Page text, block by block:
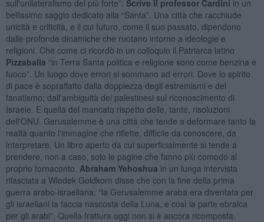
sull'unilateralismo del più forte”. Scrive il professor Cardini in un
bellissimo saggio dedicato alla “Santa”. Una città che racchiude
unicità e criticità, e il cui futuro, come il suo passato, dipendono
dalle profonde dinamiche che ruotano intorno a ideologie e
religioni. Che come ci ricordò in un colloquio il Patriarca latino
Pizzaballa “in Terra Santa politica e religione sono come benzina e
fuoco”. Un luogo dove errori si sommano ad errori. Dove lo spirito
di pace è sopraffatto dalla doppiezza degli estremismi e del
fanatismo; dall'ambiguità dei palestinesi sul riconoscimento di
Israele. E quella del mancato rispetto delle, tante, risoluzioni
dell'ONU. Gerusalemme è una città che tende a deformare tanto la
realtà quanto l'immagine che riflette, difficile da conoscere, da
interpretare. Un libro aperto da cui superficialmente si tende a
prendere, non a caso, solo le pagine che fanno più comodo al
proprio tornaconto. Abraham Yehoshua in un lunga intervista
rilasciata a Wlodek Goldkorn disse che con la fine della prima
guerra arabo-israeliana: “la Gerusalemme araba era diventata per
gli israeliani la faccia nascosta della Luna, e così la parte ebraica
per gli arabi”. Quella frattura oggi non si è ancora ricomposta.